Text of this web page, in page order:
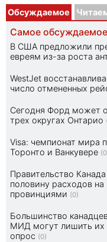
Обсуждаемое
Самое
В США предложили
евреям из-за роста
WestJet
число отмененных
Сегодня Форд может
трех округах Онтарио
Visa: чемпионат мира
Торонто и Ванкувере
Правительство
половину расходов
провинциями (0)
Большинство
МИД могут лишить их
опрос (0)